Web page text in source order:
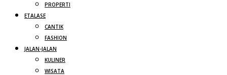
PROPERTI
ETALASE
CANTIK
FASHION
JALAN-JALAN
KULINER
WISATA